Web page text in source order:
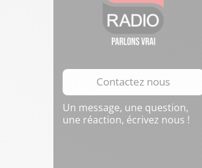
Contactez nous
Un message, une question,
une réaction, écrivez nous !